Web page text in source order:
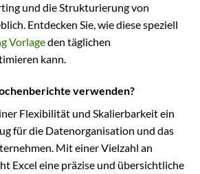
und die Strukturierung von
Entdecken Sie, wie diese speziell
Vorlageden täglichen
kann.
verwenden?
Flexibilität und Skalierbarkeit ein
für die Datenorganisation und das
Mit einer Vielzahl an
Excel eine präzise und übersichtliche